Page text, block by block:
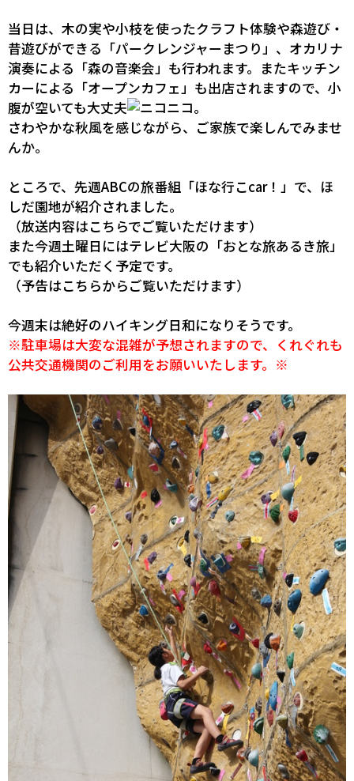
当日は、木の実や小枝を使ったクラフト体験や森遊び・
昔遊びができる「パークレンジャーまつり」、オカリナ
演奏による「森の音楽会」も行われます。またキッチン
カーによる「オープンカフェ」も出店されますので、小
腹が空いても大丈夫
。
さわやかな秋風を感じながら、ご家族で楽しんでみませ
んか。
ところで、先週ABCの旅番組「ほな行こcar！」で、ほ
しだ園地が紹介されました。
（放送内容はこちらでご覧いただけます）
また今週土曜日にはテレビ大阪の「おとな旅あるき旅」
でも紹介いただく予定です。
（予告はこちらからご覧いただけます）
今週末は絶好のハイキング日和になりそうです。
※駐車場は大変な混雑が予想されますので、くれぐれも
公共交通機関のご利用をお願いいたします。※